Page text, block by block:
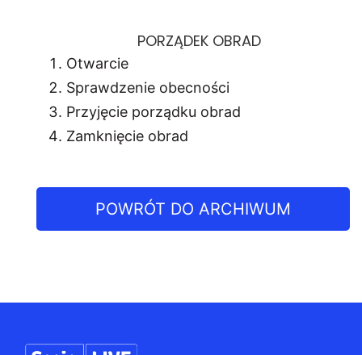
PORZĄDEK OBRAD
Otwarcie
Sprawdzenie obecności
Przyjęcie porządku obrad
Zamknięcie obrad
POWRÓT DO ARCHIWUM